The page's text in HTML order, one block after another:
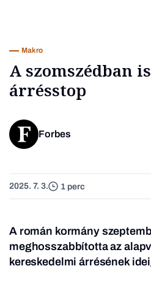
Makro
A szomszédban
árrésstop
Forbes
2025. 7. 3. 1 perc
A román kormány
meghosszabbította az
kereskedelmi árrésének